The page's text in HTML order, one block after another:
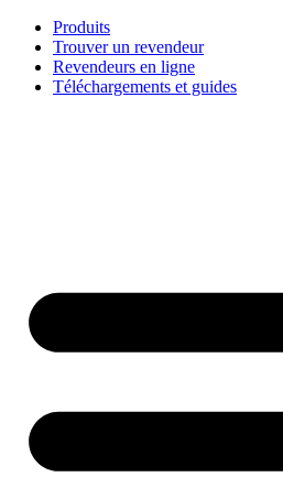
Aller
contenu
Produits
Trouver un revendeur
Revendeurs en ligne
Téléchargements et guides